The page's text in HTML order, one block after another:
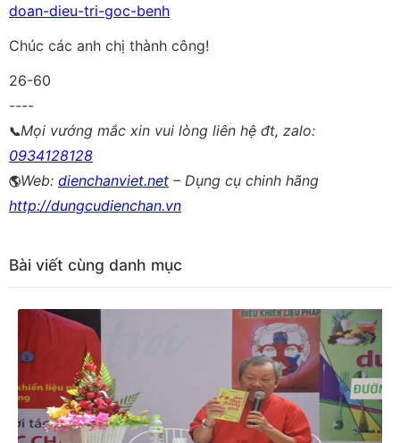
doan-dieu-tri-goc-benh
Chúc các anh chị thành công!
26-60
----
📞Mọi vướng mắc xin vui lòng liên hệ đt, zalo:
0934128128
🌎Web: dienchanviet.net – Dụng cụ chinh hãng
http://dungcudienchan.vn
Bài viết cùng danh mục